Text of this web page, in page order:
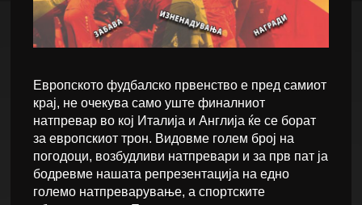
Европското фудбалско првенство е пред самиот
крај, не очекува само уште финалниот
натпревар во кој Италија и Англија ќе се борат
за европскиот трон. Видовме голем број на
погодоци, возбудливи натпревари и за прв пат ја
бодревме нашата репрезентација на едно
големо натпреварување, а спортските